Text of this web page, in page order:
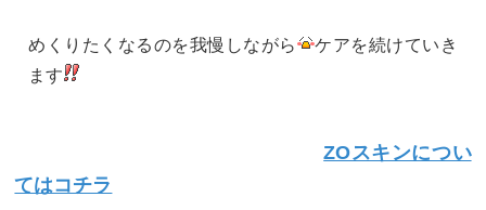
めくりたくなるのを我慢しながら
ケアを続けていき
ます
ZOスキンについ
てはコチラ